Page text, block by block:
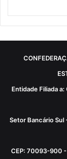
Entidade Filiada a:
Setor Bancário Sul
CEP: 70093-900